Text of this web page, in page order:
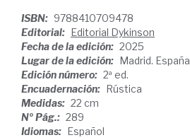
ISBN: 9788410709478
Editorial: Editorial Dykinson
Fecha de la edición: 2025
Lugar de la edición: Madrid. España
Edición número: 2ª ed.
Encuadernación: Rústica
Medidas: 22 cm
Nº Pág.: 289
Idiomas: Español